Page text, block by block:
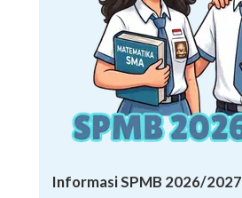
Informasi SPMB 2026/2027